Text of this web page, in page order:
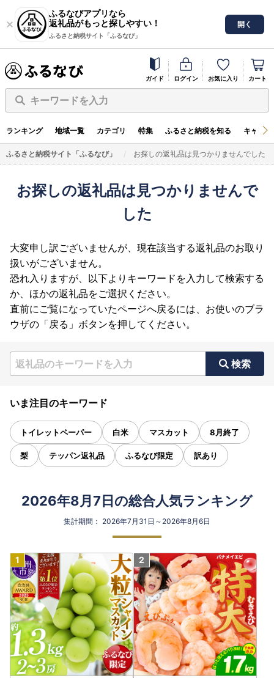
ふるなびアプリなら
返礼品がもっと探しやすい！
ふるさと納税サイト「ふるなび」
開く
ガイド ログイン お気に入り カート
キーワードを入力
ランキング 地域一覧 カテゴリ 特集 ふるさと納税を知る キャン
ふるさと納税サイト「ふるなび」 お探しの返礼品は見つかりませんでした
お探しの返礼品は見つかりませんで
した
大変申し訳ございませんが、現在該当する返礼品のお取り
扱いがございません。
恐れ入りますが、以下よりキーワードを入力して検索する
か、ほかの返礼品をご選択ください。
直前にご覧になっていたページへ戻るには、お使いのブラ
ウザの「戻る」ボタンを押してください。
検索
いま注目のキーワード
トイレットペーパー 白米 マスカット 8月終了
梨 テッパン返礼品 ふるなび限定 訳あり
2026年8月7日の総合人気ランキング
集計期間： 2026年7月31日～2026年8月6日